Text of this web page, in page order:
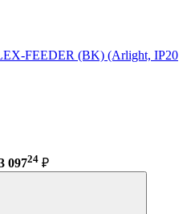
FEEDER (BK) (Arlight, IP20
09724 ₽